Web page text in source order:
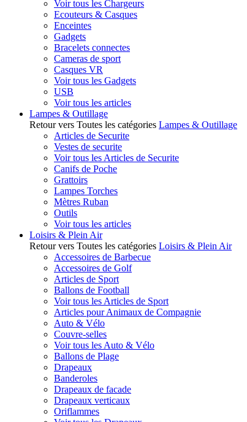
Voir tous les Chargeurs
Ecouteurs & Casques
Enceintes
Gadgets
Bracelets connectes
Cameras de sport
Casques VR
Voir tous les Gadgets
USB
Voir tous les articles
Lampes & Outillage
Retour vers Toutes les catégories Lampes & Outillage
Articles de Securite
Vestes de securite
Voir tous les Articles de Securite
Canifs de Poche
Grattoirs
Lampes Torches
Mètres Ruban
Outils
Voir tous les articles
Loisirs & Plein Air
Retour vers Toutes les catégories Loisirs & Plein Air
Accessoires de Barbecue
Accessoires de Golf
Articles de Sport
Ballons de Football
Voir tous les Articles de Sport
Articles pour Animaux de Compagnie
Auto & Vélo
Couvre-selles
Voir tous les Auto & Vélo
Ballons de Plage
Drapeaux
Banderoles
Drapeaux de facade
Drapeaux verticaux
Oriflammes